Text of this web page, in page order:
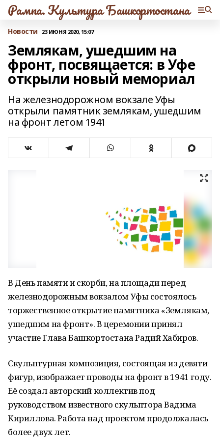
Рампа. Культура Башкортостана
Новости 23 ИЮНЯ 2020, 15:07
Землякам, ушедшим на
фронт, посвящается: в Уфе
открыли новый мемориал
На железнодорожном вокзале Уфы
открыли памятник землякам, ушедшим
на фронт летом 1941
В День памяти и скорби, на площади перед
железнодорожным вокзалом Уфы состоялось
торжественное открытие памятника «Землякам,
ушедшим на фронт». В церемонии принял
участие Глава Башкортостана Радий Хабиров.
Скульптурная композиция, состоящая из девяти
фигур, изображает проводы на фронт в 1941 году.
Её создал авторский коллектив под
руководством известного скульптора Вадима
Кириллова. Работа над проектом продолжалась
более двух лет.